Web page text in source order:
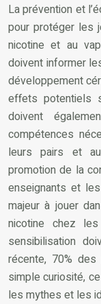
La prévention et
pour protéger les
nicotine et au
doivent informer
développement
effets potentiels
doivent
compétences
leurs pairs et
promotion de la
enseignants et
majeur à jouer
nicotine chez
sensibilisation
récente, 70%
simple curiosité,
les mythes et les